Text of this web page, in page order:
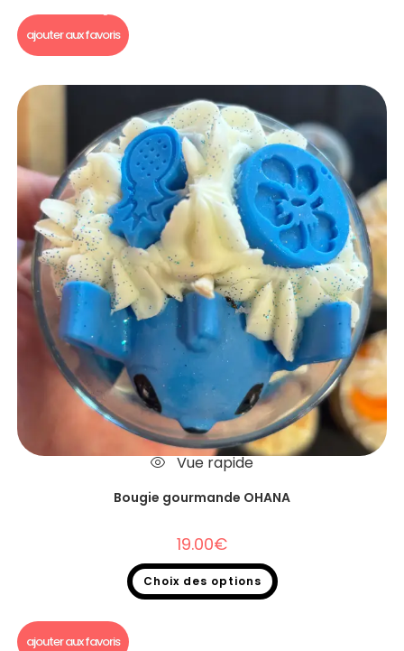
ajouter aux favoris
Vue rapide
Bougie gourmande OHANA
19.00€
Choix des options
ajouter aux favoris